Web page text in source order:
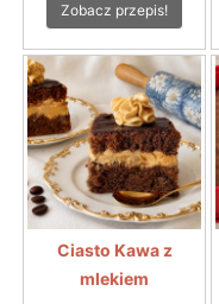
Zobacz przepis!
Ciasto Kawa z
mlekiem